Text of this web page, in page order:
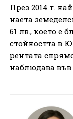
През 2014 г.
наета
61 лв., което е
стойността в
рентата
наблюдава във